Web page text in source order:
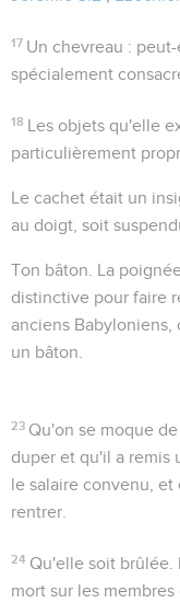
17 Un chevreau :
spécialement
18 Les objets qu'elle
particulièrement
Le cachet était un
au doigt, soit
Ton bâton . La
distinctive pour faire
anciens
un bâton.
23 Qu'on se moque
duper et qu'il a remis
le salaire convenu,
rentrer.
24 Qu'elle soit brûlée
mort sur les